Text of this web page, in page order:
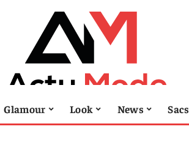
Glamour Look News